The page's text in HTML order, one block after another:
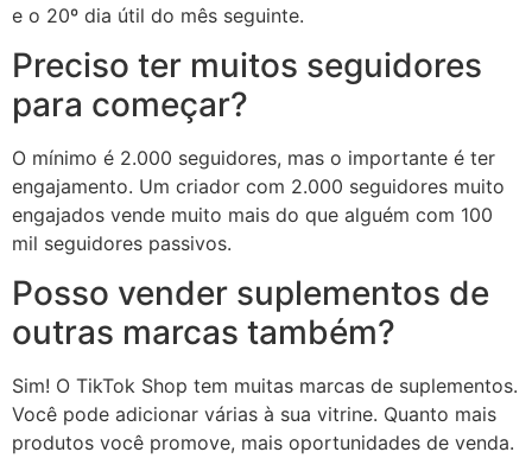
e o 20º dia útil do mês seguinte.
Preciso ter muitos seguidores
para começar?
O mínimo é 2.000 seguidores, mas o importante é ter
engajamento. Um criador com 2.000 seguidores muito
engajados vende muito mais do que alguém com 100
mil seguidores passivos.
Posso vender suplementos de
outras marcas também?
Sim! O TikTok Shop tem muitas marcas de suplementos.
Você pode adicionar várias à sua vitrine. Quanto mais
produtos você promove, mais oportunidades de venda.